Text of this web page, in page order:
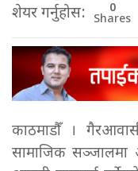
शेयर गर्नुहोस: 0
Shares
काठमाडौँ ।
सामाजिक